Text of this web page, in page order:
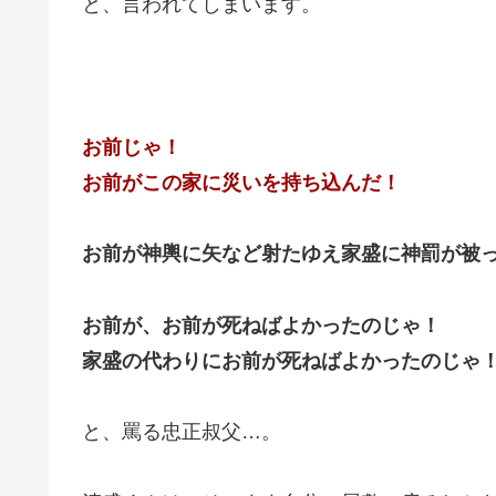
お前じゃ！
お前がこの家に災いを持ち込んだ！
お前が神輿に矢など射たゆえ家盛に神罰が被
お前が、お前が死ねばよかったのじゃ！
家盛の代わりにお前が死ねばよかったのじゃ！
と、罵る忠正叔父…。